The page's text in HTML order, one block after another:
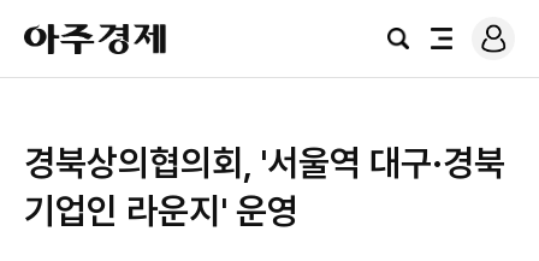
아
주
경
검
전
로
그
경북상의협의회, '서울역 대구·경북
기업인 라운지' 운영